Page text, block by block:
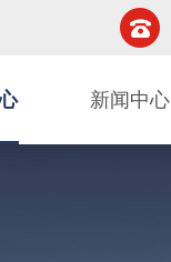
新闻中心